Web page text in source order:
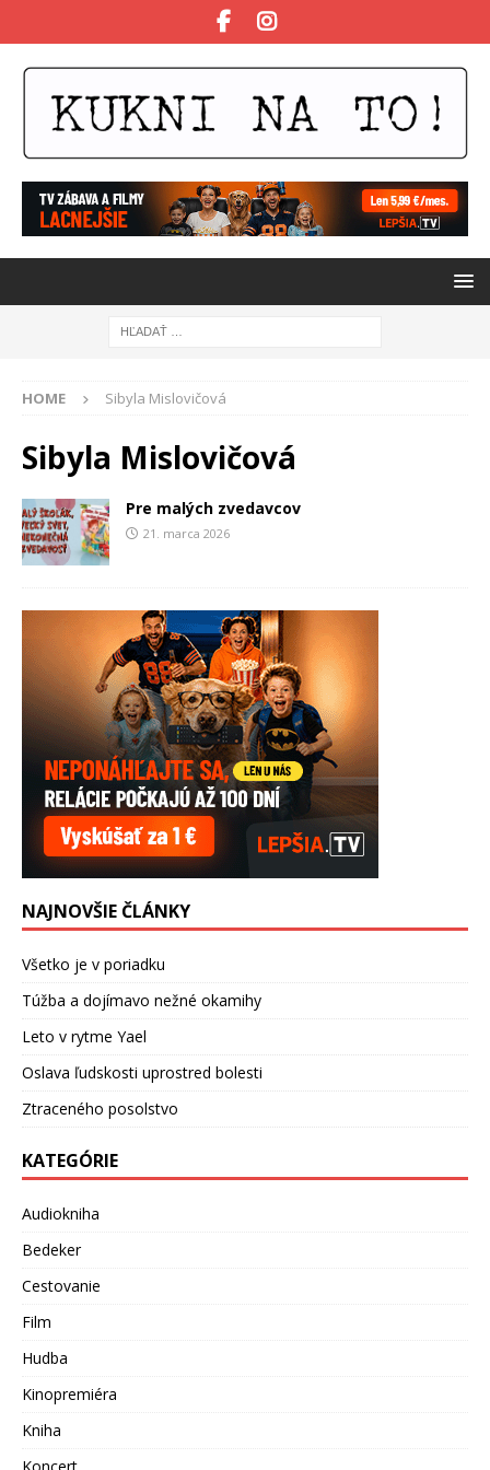
HOME Sibyla Mislovičová
Sibyla Mislovičová
Pre malých zvedavcov
21. marca 2026
NAJNOVŠIE ČLÁNKY
Všetko je v poriadku
Túžba a dojímavo nežné okamihy
Leto v rytme Yael
Oslava ľudskosti uprostred bolesti
Ztraceného posolstvo
KATEGÓRIE
Audiokniha
Bedeker
Cestovanie
Film
Hudba
Kinopremiéra
Kniha
Koncert